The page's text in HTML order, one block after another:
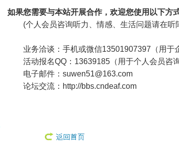
如果您需要与本站开展合作，欢迎您使用以下方
(个人会员咨询听力、情感、生活问题请在听
业务洽谈：手机或微信13501907397（用于
活动报名QQ：13639185（用于个人会员咨
电子邮件： suwen51@163.com
论坛交流： http://bbs.cndeaf.com